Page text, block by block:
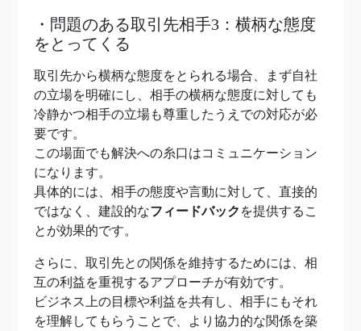
・問題のある取引先相手3：横柄な態度
をとってくる
取引先から横柄な態度をとられる場合、まず自社
の立場を明確にし、相手の横柄な態度に対しても
冷静かつ相手の立場も尊重したうえでの対応が必
要です。
この場面でも解決への糸口はコミュニケーション
になります。
具体的には、相手の態度や言動に対して、直接的
ではなく、建設的なフィードバック を提供するこ
とが効果的です。
さらに、取引先との関係を維持するためには、相
互の利益を重視するアプローチが有効です。
ビジネス上の目標や利益を共有し、相手にもそれ
を理解してもらうことで、より協力的な関係を築